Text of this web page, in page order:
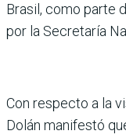
Brasil, como parte
por la Secretaría
Con respecto a la
Dolán manifestó